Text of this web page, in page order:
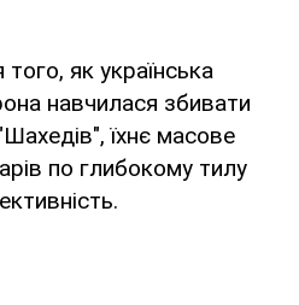
як українська
навчилася збивати
їхнє масове
по глибокому тилу